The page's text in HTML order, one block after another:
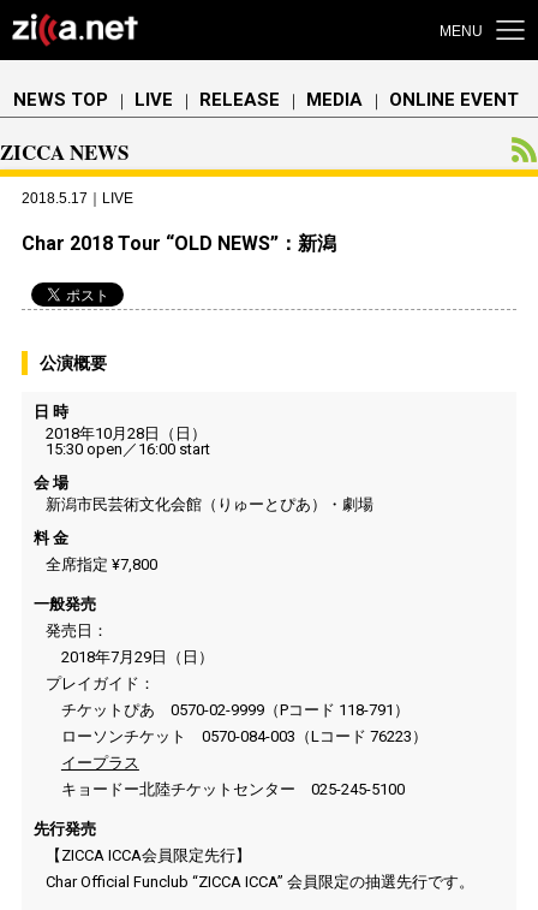
MENU
NEWS TOP ｜ LIVE ｜ RELEASE ｜ MEDIA ｜ ONLINE EVENT
ZICCA NEWS
2018.5.17｜LIVE
Char 2018 Tour “OLD NEWS”：新潟
公演概要
日 時
2018年10月28日（日）
15:30 open／16:00 start
会 場
新潟市民芸術文化会館（りゅーとぴあ）・劇場
料 金
全席指定 ¥7,800
一般発売
発売日：
2018年7月29日（日）
プレイガイド：
チケットぴあ 0570-02-9999（Pコード 118-791）
ローソンチケット 0570-084-003（Lコード 76223）
イープラス
キョードー北陸チケットセンター 025-245-5100
先行発売
【ZICCA ICCA会員限定先行】
Char Official Funclub “ZICCA ICCA” 会員限定の抽選先行です。